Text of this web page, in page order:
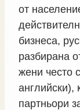
от
бизнеса,
разбирана
жени често
английски),
партньори